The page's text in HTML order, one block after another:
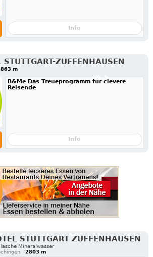
Info
STUTTGART-ZUFFENHAUSEN
m
B&Me Das Treueprogramm für clevere
Reisende
Info
STUTTGART ZUFFENHAUSEN
Mineralwasser
2803 m